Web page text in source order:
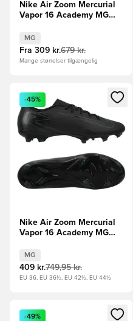
Nike Air Zoom Mercurial
Vapor 16 Academy MG
MG
Fra 309 kr.679 kr.
Mange størrelser tilgængelig
Åbner en Modal til at
-45%
Nike Air Zoom Mercurial
Vapor 16 Academy MG
MG
409 kr.749,95 kr.
EU 36, EU 36½, EU 42½, EU 44½
Åbner en Modal til at
-49%